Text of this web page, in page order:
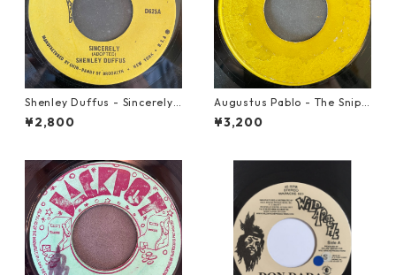
Shenley Duffus - Sincerely
【7-22021】
¥2,800
Augustus Pablo - The Snipe
r【7-21945】
¥3,200